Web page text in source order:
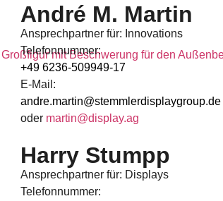
André M. Martin
Ansprechpartner für: Innovations
Telefonnummer:
+49 6236-509949-17
E-Mail:
andre.martin@stemmlerdisplaygroup.de
oder martin@display.ag
Harry Stumpp
Ansprechpartner für: Displays
Telefonnummer: